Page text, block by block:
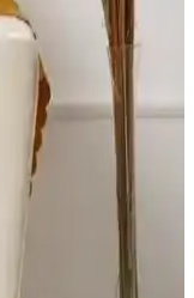
Örtüsü
kolaylığıyla
dikkat edilmelidir,
önemli bilgiler
Örtüsü
Bakım